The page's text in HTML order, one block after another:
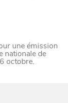
une émission
nationale de
octobre.